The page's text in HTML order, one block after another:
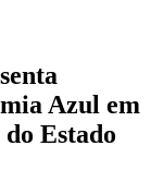
Azul em
Estado